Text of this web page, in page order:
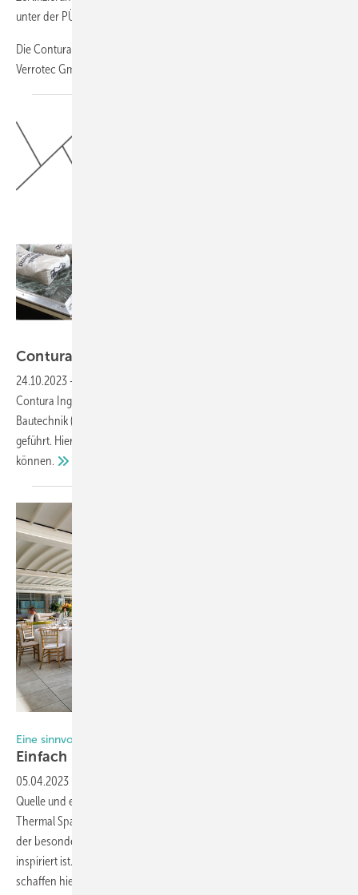
unter der PÜZ Nr. RPF17 geführt.
Die Contura hat als unabhängige Drittstelle die PÜZ-Tätigkeiten der
Verrotec GmbH...
Contura Ingenieure GmbH wird
24.10.2023 -
Contura Ingenieure GmbH in Mainz wurde vom Deutschen Institut für
Bautechnik (DIBt) bestätig und wird nun unter der PÜZ Nr. RPF17
geführt. Hier erfahren Sie, welche (Glas-)Produkte geprüft werden
können.
Eine sinnvolle Kombination: Glas und Pergolen
Einfach mal in Fläche
05.04.2023
Quelle und einer unglaublichen Thermalgrotte, liegt das Grotta Giusti
Thermal Spa Resort, ein 5-Sterne-Paradies, in dem jedes Detail von
der besonderen Verbindung zwischen Natur, Kunst und Region
inspiriert ist. 9 Pergolen Isola 3 und die Line Glass Verglasung von KE
schaffen hier ein großzügiges Ambiente auf 310